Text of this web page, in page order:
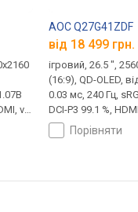
v
Alt
Pro,
AOC Q27G41ZDF
від 18 499 грн.
ігровий, 26.5 ",
(16:9), QD-OLED,
0.03 мс, 240 Гц,
DCI-P3 99.1 %,
DisplayPort, NVIDIA
Compatible, VESA
порівняти